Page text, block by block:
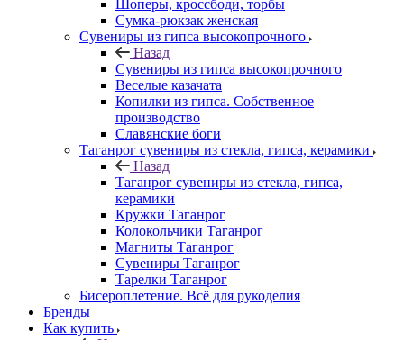
Шоперы, кроссбоди, торбы
Сумка-рюкзак женская
Сувениры из гипса высокопрочного
Назад
Сувениры из гипса высокопрочного
Веселые казачата
Копилки из гипса. Собственное
производство
Славянские боги
Таганрог сувениры из стекла, гипса, керамики
Назад
Таганрог сувениры из стекла, гипса,
керамики
Кружки Таганрог
Колокольчики Таганрог
Магниты Таганрог
Сувениры Таганрог
Тарелки Таганрог
Бисероплетение. Всё для рукоделия
Бренды
Как купить